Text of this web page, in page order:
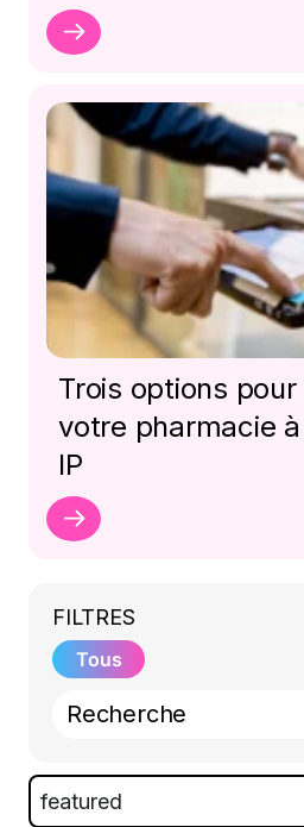
Trois options
votre pharmacie
IP
FILTRES
Tous
featured